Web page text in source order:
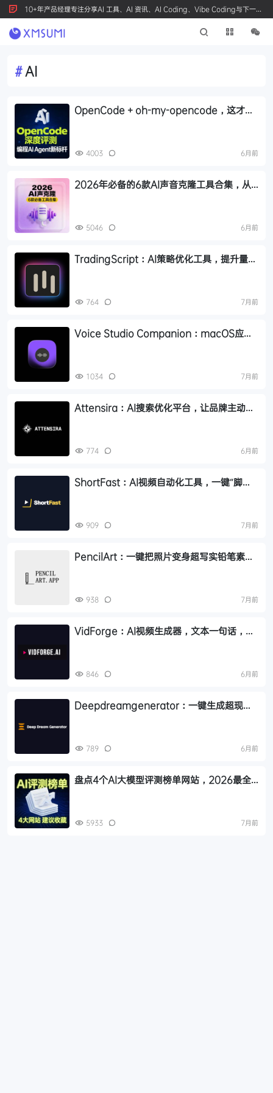
10+年产品经理专注分享AI 工具、AI 资讯、AI Coding、Vibe Coding与下一代
产品创新，按 Ctrl+D 收藏我们
#AI
OpenCode + oh-my-opencode，这才是
4003 6月前
2026年必备的6款AI声音克隆工具合集，从
5046 6月前
TradingScript：AI策略优化工具，提升量化
764 7月前
Voice Studio Companion：macOS应用
1034 7月前
Attensira：AI搜索优化平台，让品牌主动获
774 6月前
ShortFast：AI视频自动化工具，一键“脚本
909 7月前
PencilArt：一键把照片变身超写实铅笔素描
938 7月前
VidForge：AI视频生成器，文本一句话，AI
846 6月前
Deepdreamgenerator：一键生成超现实
789 6月前
盘点4个AI大模型评测榜单网站，2026最全
5933 7月前